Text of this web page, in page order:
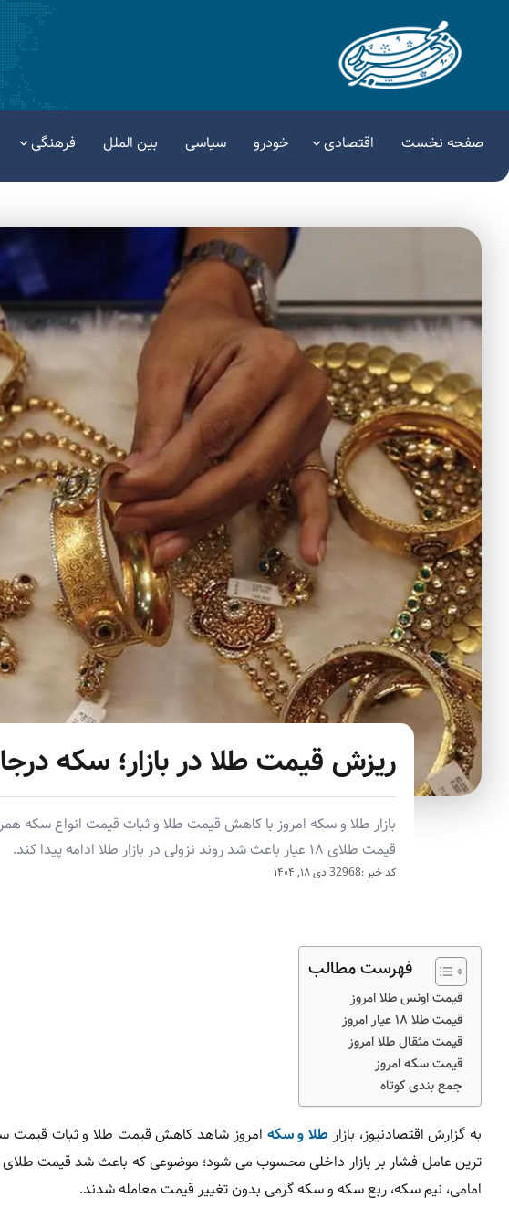
صفحه نخست اقتصادی خودرو سیاسی بین الملل فرهنگی
ریزش قیمت طلا در بازار؛ سکه
بازار طلا و سکه امروز با کاهش قیمت طلا و ثبات قیمت انواع سکه
قیمت طلای ۱۸ عیار باعث شد روند نزولی در بازار طلا ادامه پیدا کند.
کد خبر :32968 دی ۱۸, ۱۴۰۴
فهرست مطالب
قیمت اونس طلا امروز
قیمت طلا ۱۸ عیار امروز
قیمت مثقال طلا امروز
قیمت سکه امروز
جمع بندی کوتاه
به گزارش اقتصادنیوز، بازار طلا و سکه امروز شاهد کاهش قیمت طلا و ثبات قیمت
امامی، نیم سکه، ربع سکه و سکه گرمی بدون تغییر قیمت معامله شدند.